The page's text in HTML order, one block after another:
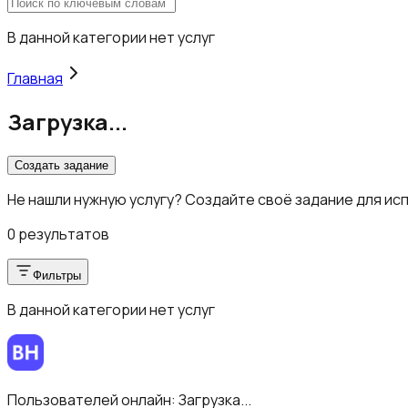
В данной категории нет услуг
Главная
Загрузка...
Создать задание
Не нашли нужную услугу? Создайте своё задание для
0 результатов
Фильтры
В данной категории нет услуг
Пользователей онлайн: Загрузка...